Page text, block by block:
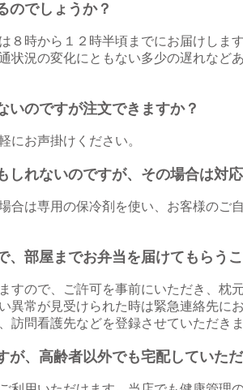
のでしょうか？
８時から１２時半頃までにお届けします
状況の変化に ともない多少の遅れなど
いのですが注文できますか？
にお声掛けください。
しれないのですが、その場合は対
合は専用の保冷剤を使い、お客様のご
、部屋までお弁当を届けてもらう
すので、ご許可を事前にいただき、枕
異常が見受けられた時は緊急連絡先に
訪問看護先などを登録させていただきま
が、高齢者以外でも宅配していた